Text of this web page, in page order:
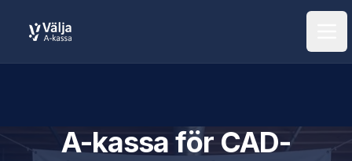
A-kassa för CAD-